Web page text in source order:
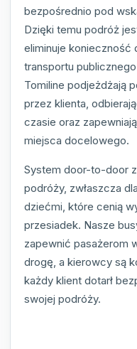
bezpośrednio pod
Dzięki temu podróż
eliminuje konieczność
transportu
Tomiline podjeżdżają
przez klienta,
czasie oraz
miejsca docelowego.
System door-to-door
podróży, zwłaszcza
dziećmi, które cenią
przesiadek. Nasze
zapewnić pasażerom
drogę, a kierowcy są
każdy klient dotarł
swojej podróży.